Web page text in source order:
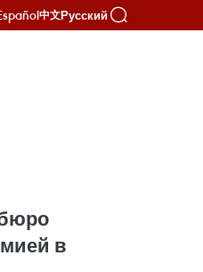
中文Русский
в